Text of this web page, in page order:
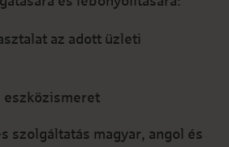
az adott üzleti
eszközismeret
szolgáltatás magyar, angol és